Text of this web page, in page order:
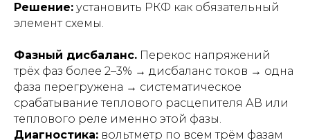
Решение: установить РКФ как обязательный
элемент схемы.
Фазный дисбаланс. Перекос напряжений
трёх фаз более 2–3% → дисбаланс токов → одна
фаза перегружена → систематическое
срабатывание теплового расцепителя АВ или
теплового реле именно этой фазы.
Диагностика: вольтметр по всем трём фазам